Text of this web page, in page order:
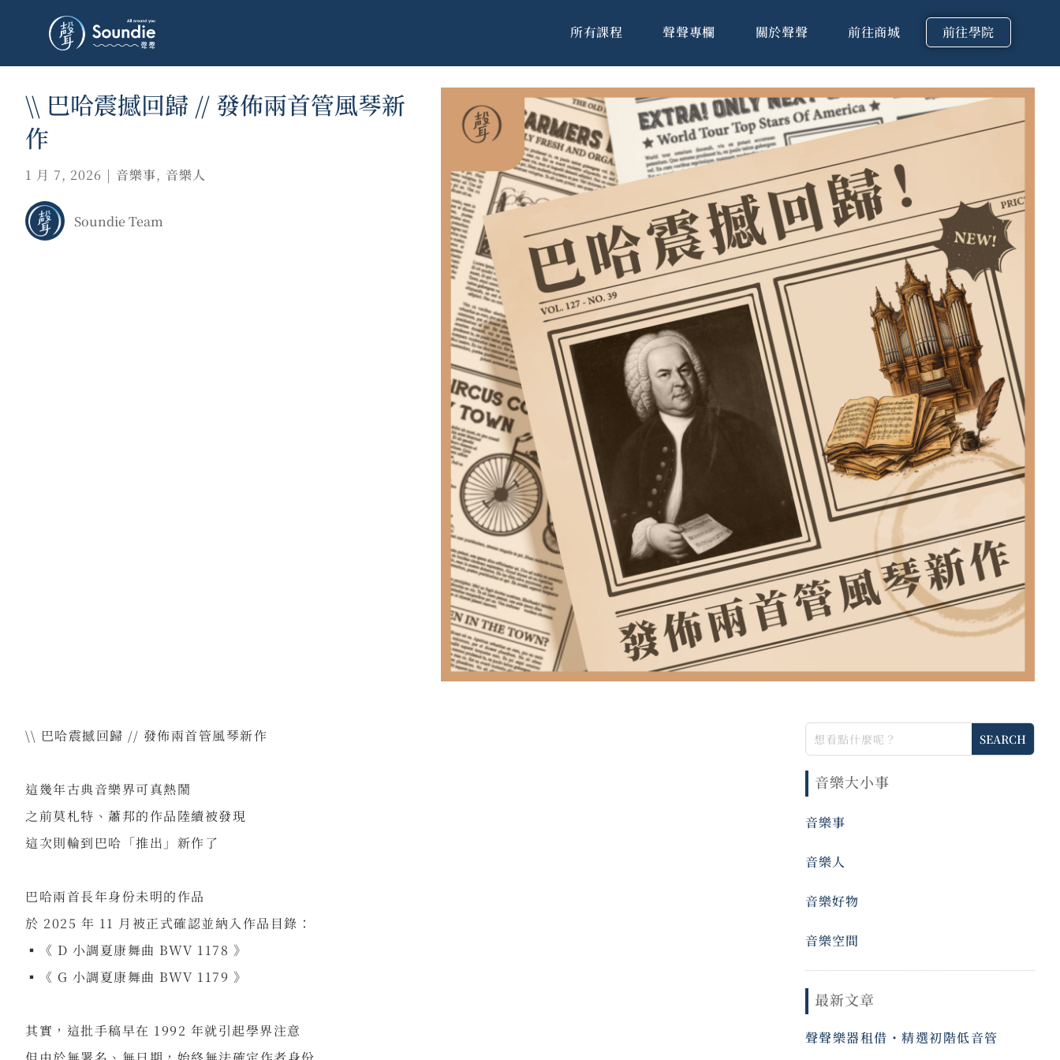
所有課程 聲聲專欄 關於聲聲 前往商城 前往學院
\\ 巴哈震撼回歸 // 發佈兩首管風琴新
作
1 月 7, 2026 | 音樂事, 音樂人
Soundie Team
\\ 巴哈震撼回歸 // 發佈兩首管風琴新作
這幾年古典音樂界可真熱鬧
之前莫札特、蕭邦的作品陸續被發現
這次則輪到巴哈「推出」新作了
巴哈兩首長年身份未明的作品
於 2025 年 11 月被正式確認並納入作品目錄：
▪《 D 小調夏康舞曲 BWV 1178 》
▪《 G 小調夏康舞曲 BWV 1179 》
其實，這批手稿早在 1992 年就引起學界注意
音樂大小事
音樂事
音樂人
音樂好物
音樂空間
最新文章
聲聲樂器租借・精選初階低音管